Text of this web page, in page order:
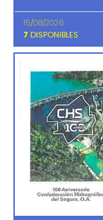
15/08/2026
7 DISPONIBLES